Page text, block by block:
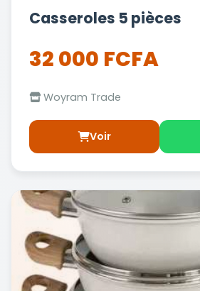
Casseroles 5 pièces
32 000 FCFA
Woyram Trade
Voir